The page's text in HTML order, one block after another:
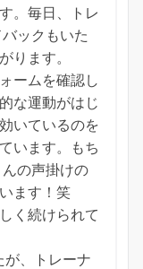
。毎日、トレ
ックもいた
ります。
ームを確認し
な運動がはじ
いているのを
います。もち
の声掛けの
ます！笑
く続けられて
が、トレーナ